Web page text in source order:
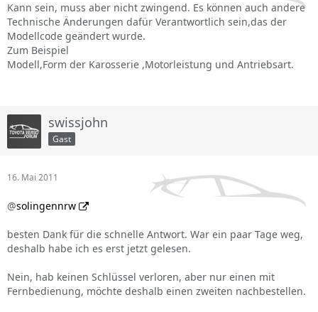
Kann sein, muss aber nicht zwingend. Es können auch andere
Technische Änderungen dafür Verantwortlich sein,das der
Modellcode geändert wurde.
Zum Beispiel
Modell,Form der Karosserie ,Motorleistung und Antriebsart.
swissjohn
Gast
16. Mai 2011
@solingennrw
besten Dank für die schnelle Antwort. War ein paar Tage weg,
deshalb habe ich es erst jetzt gelesen.
Nein, hab keinen Schlüssel verloren, aber nur einen mit
Fernbedienung, möchte deshalb einen zweiten nachbestellen.